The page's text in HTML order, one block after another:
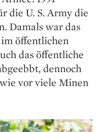
die U. S. Army die
Damals war das
öffentlichen
das öffentliche
dennoch
vor viele Minen